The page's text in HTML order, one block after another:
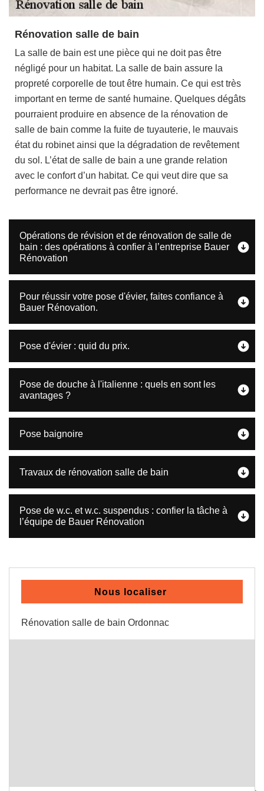
Rénovation salle de bain
La salle de bain est une pièce qui ne doit pas être
négligé pour un habitat. La salle de bain assure la
propreté corporelle de tout être humain. Ce qui est très
important en terme de santé humaine. Quelques dégâts
pourraient produire en absence de la rénovation de
salle de bain comme la fuite de tuyauterie, le mauvais
état du robinet ainsi que la dégradation de revêtement
du sol. L’état de salle de bain a une grande relation
avec le confort d’un habitat. Ce qui veut dire que sa
performance ne devrait pas être ignoré.
Opérations de révision et de rénovation de salle de
bain : des opérations à confier à l’entreprise Bauer
Rénovation
Pour réussir votre pose d'évier, faites confiance à
Bauer Rénovation.
Pose d'évier : quid du prix.
Pose de douche à l'italienne : quels en sont les
avantages ?
Pose baignoire
Travaux de rénovation salle de bain
Pose de w.c. et w.c. suspendus : confier la tâche à
l’équipe de Bauer Rénovation
Nous localiser
Rénovation salle de bain Ordonnac